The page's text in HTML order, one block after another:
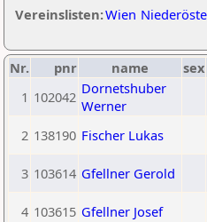
Vereinslisten:Wien
Nr. pnr name sex
1 102042 Dornetshuber
Werner
2 138190 Fischer Lukas
3 103614 Gfellner Gerold
4 103615 Gfellner Josef